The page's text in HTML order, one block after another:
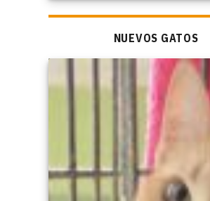
NUEVOS GATOS